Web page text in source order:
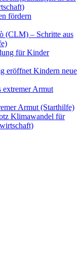
fördern
(CLM) – Schritte aus
für Kinder
eröffnet Kindern neue
extremer Armut
Armut (Starthilfe)
Klimawandel für